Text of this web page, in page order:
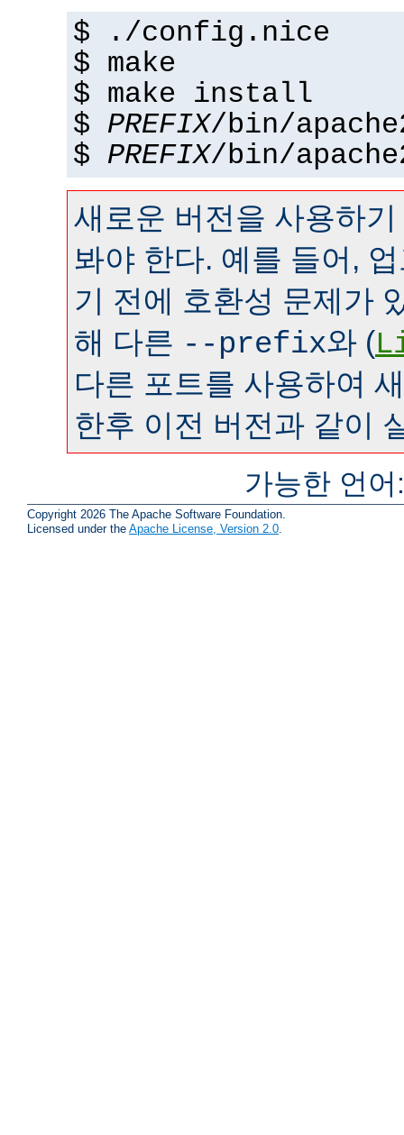
$ ./config.nice
$ make
$ make install
$ PREFIX/bin/
$ PREFIX/bin/
새로운 버전을 사용하
봐야 한다. 예를 들어,
기 전에 호환성 문제가
해 다른 --prefix와 (
다른 포트를 사용하여
한후 이전 버전과 같이
가능한 언
Copyright 2026 The Apache Software Foundation.
Licensed under the Apache License, Version 2.0